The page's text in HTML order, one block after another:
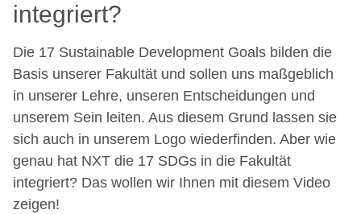
integriert?
Die 17 Sustainable Development Goals bilden die
Basis unserer Fakultät und sollen uns maßgeblich
in unserer Lehre, unseren Entscheidungen und
unserem Sein leiten. Aus diesem Grund lassen sie
sich auch in unserem Logo wiederfinden. Aber wie
genau hat NXT die 17 SDGs in die Fakultät
integriert? Das wollen wir Ihnen mit diesem Video
zeigen!